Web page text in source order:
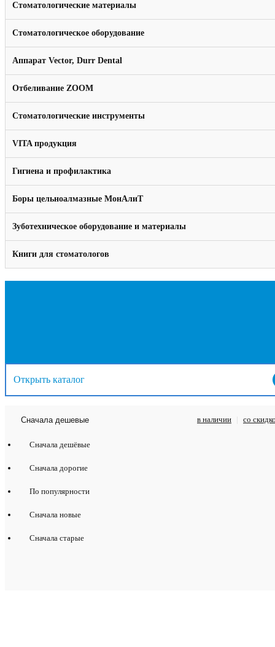
Стоматологические материалы
Стоматологическое оборудование
Аппарат Vector, Durr Dental
Отбеливание ZOOM
Стоматологические инструменты
VITA продукция
Гигиена и профилактика
Боры цельноалмазные МонАлиТ
Зуботехническое оборудование и материалы
Книги для стоматологов
Открыть каталог
Сначала дешевые
Сначала дешёвые
Сначала дорогие
По популярности
Сначала новые
Сначала старые
в наличии со